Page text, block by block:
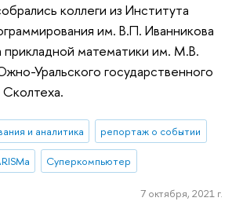
коллеги из Института
им. В.П. Иванникова
математики им. М.В.
Уральского государственного
и аналитика репортаж о событии
Суперкомпьютер
7 октября, 2021 г.